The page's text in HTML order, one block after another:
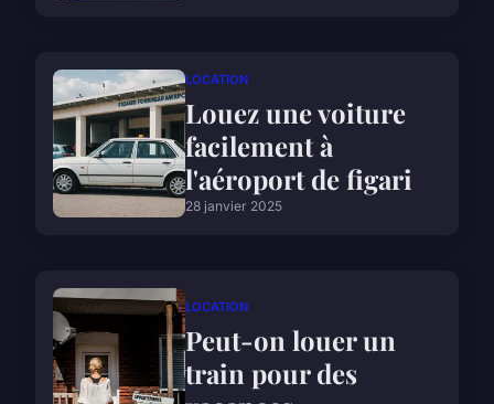
LOCATION
Louez une voiture
facilement à
l'aéroport de figari
28 janvier 2025
LOCATION
Peut-on louer un
train pour des